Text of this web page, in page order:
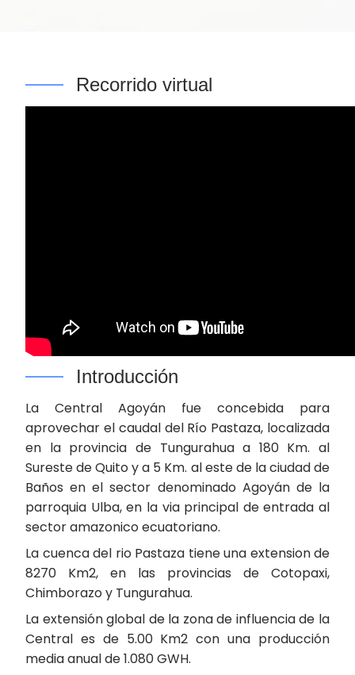
Recorrido virtual
Introducción
La Central Agoyán fue concebida para
aprovechar el caudal del Río Pastaza, localizada
en la provincia de Tungurahua a 180 Km. al
Sureste de Quito y a 5 Km. al este de la ciudad de
Baños en el sector denominado Agoyán de la
parroquia Ulba, en la via principal de entrada al
sector amazonico ecuatoriano.
La cuenca del rio Pastaza tiene una extension de
8270 Km2, en las provincias de Cotopaxi,
Chimborazo y Tungurahua.
La extensión global de la zona de influencia de la
Central es de 5.00 Km2 con una producción
media anual de 1.080 GWH.